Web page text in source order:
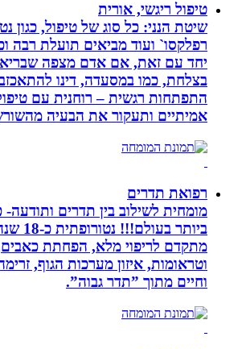
טיפול ריגשי, אורית
שיטת הנני: כל סוג של טיפול, כגון
רפלקסו` ועוד מביאים תועלת רבה
יחד עם זאת, אם אדם מצפה שבריאות
בצלחת, כמו במסעדה, דינו להתאכזב.
התפתחות רגשית – רוחנית עם טיפול
אמיתיים ותעקור את הבעיה מהשורש.
רפואת תדרים
מומחית לשילוב בין תדרים ותודעה- כלי
ביותר בעולם!!!
מתקדם לריפוי מלא, הפחתת כאבים,
וטראומות, איזון מערכות הגוף, זרימה
וחיים מתוך ”תדר גבוה”.